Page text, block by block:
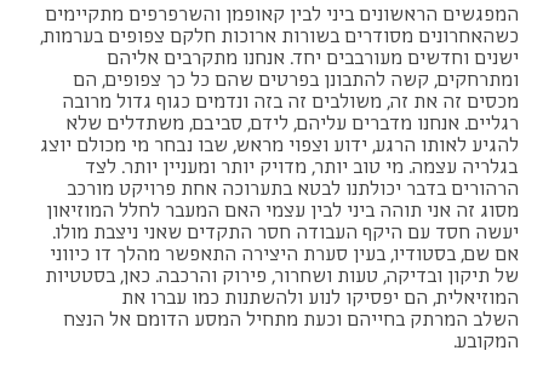
המפגשים הראשונים ביני לבין קאופמן והשרפרפים מתקיימים
כשהאחרונים מסודרים בשורות ארוכות חלקם צפופים בערמות,
ישנים וחדשים מעורבבים יחד. אנחנו מתקרבים אליהם
ומתרחקים, קשה להתבונן בפרטים שהם כל כך צפופים, הם
מכסים זה את זה, משולבים זה בזה ונדמים כגוף גדול מרובה
רגליים. אנחנו מדברים עליהם, לידם, סביבם, משתדלים שלא
להגיע לאותו הרגע, ידוע וצפוי מראש, שבו נבחר מי מכולם יוצג
בגלריה עצמה. מי טוב יותר, מדויק יותר ומעניין יותר. לצד
הרהורים בדבר יכולתנו לבטא בתערוכה אחת פרויקט מורכב
מסוג זה אני תוהה ביני לבין עצמי האם המעבר לחלל המוזיאון
יעשה חסד עם היקף העבודה חסר התקדים שאני ניצבת מולו.
אם שם, בסטודיו, בעין סערת היצירה התאפשר מהלך דו כיווני
של תיקון ובדיקה, טעות ושחרור, פירוק והרכבה. כאן, בסטטיות
המוזיאלית, הם יפסיקו לנוע ולהשתנות כמו עברו את
השלב המרתק בחייהם וכעת מתחיל המסע הדומם אל הנצח
המקובע.